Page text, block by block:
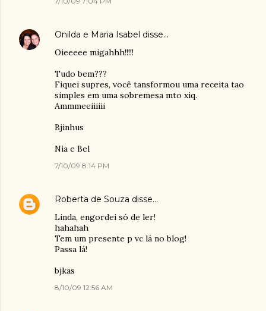
Onilda e Maria Isabel disse…
Oieeeee migahhh!!!!!
Tudo bem???
Fiquei supres, você tansformou uma receita tao
simples em uma sobremesa mto xiq.
Ammmeeiiiiii
Bjinhus
Nia e Bel
7/10/09 8:14 PM
Roberta de Souza disse…
Linda, engordei só de ler!
hahahah
Tem um presente p vc lá no blog!
Passa lá!
bjkas
8/10/09 12:56 AM